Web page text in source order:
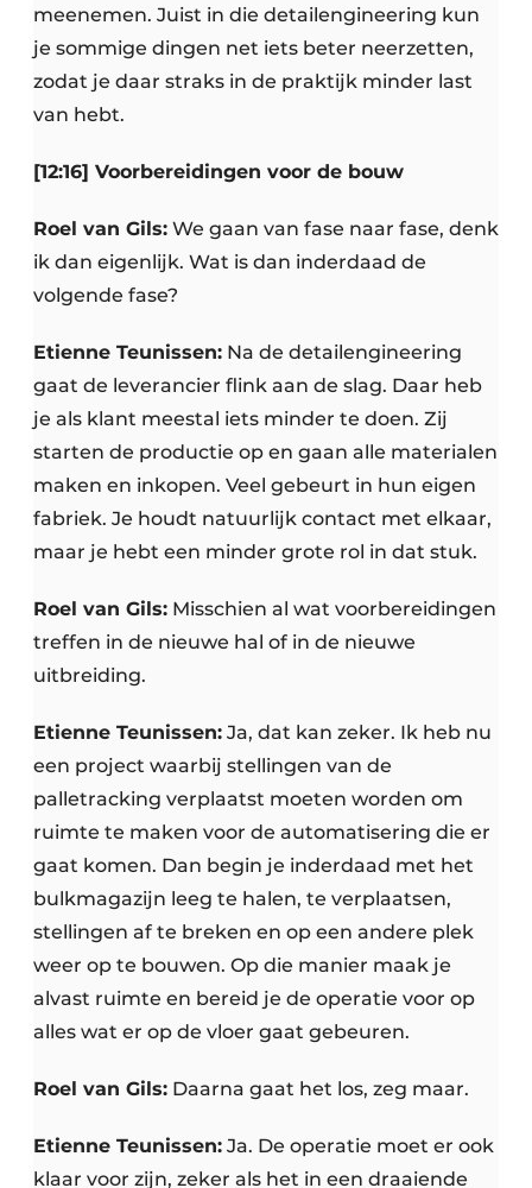
meenemen. Juist in die detailengineering kun
je sommige dingen net iets beter neerzetten,
zodat je daar straks in de praktijk minder last
van hebt.
[12:16] Voorbereidingen voor de bouw
Roel van Gils: We gaan van fase naar fase, denk
ik dan eigenlijk. Wat is dan inderdaad de
volgende fase?
Etienne Teunissen: Na de detailengineering
gaat de leverancier flink aan de slag. Daar heb
je als klant meestal iets minder te doen. Zij
starten de productie op en gaan alle materialen
maken en inkopen. Veel gebeurt in hun eigen
fabriek. Je houdt natuurlijk contact met elkaar,
maar je hebt een minder grote rol in dat stuk.
Roel van Gils: Misschien al wat voorbereidingen
treffen in de nieuwe hal of in de nieuwe
uitbreiding.
Etienne Teunissen: Ja, dat kan zeker. Ik heb nu
een project waarbij stellingen van de
palletracking verplaatst moeten worden om
ruimte te maken voor de automatisering die er
gaat komen. Dan begin je inderdaad met het
bulkmagazijn leeg te halen, te verplaatsen,
stellingen af te breken en op een andere plek
weer op te bouwen. Op die manier maak je
alvast ruimte en bereid je de operatie voor op
alles wat er op de vloer gaat gebeuren.
Roel van Gils: Daarna gaat het los, zeg maar.
Etienne Teunissen: Ja. De operatie moet er ook
klaar voor zijn, zeker als het in een draaiende